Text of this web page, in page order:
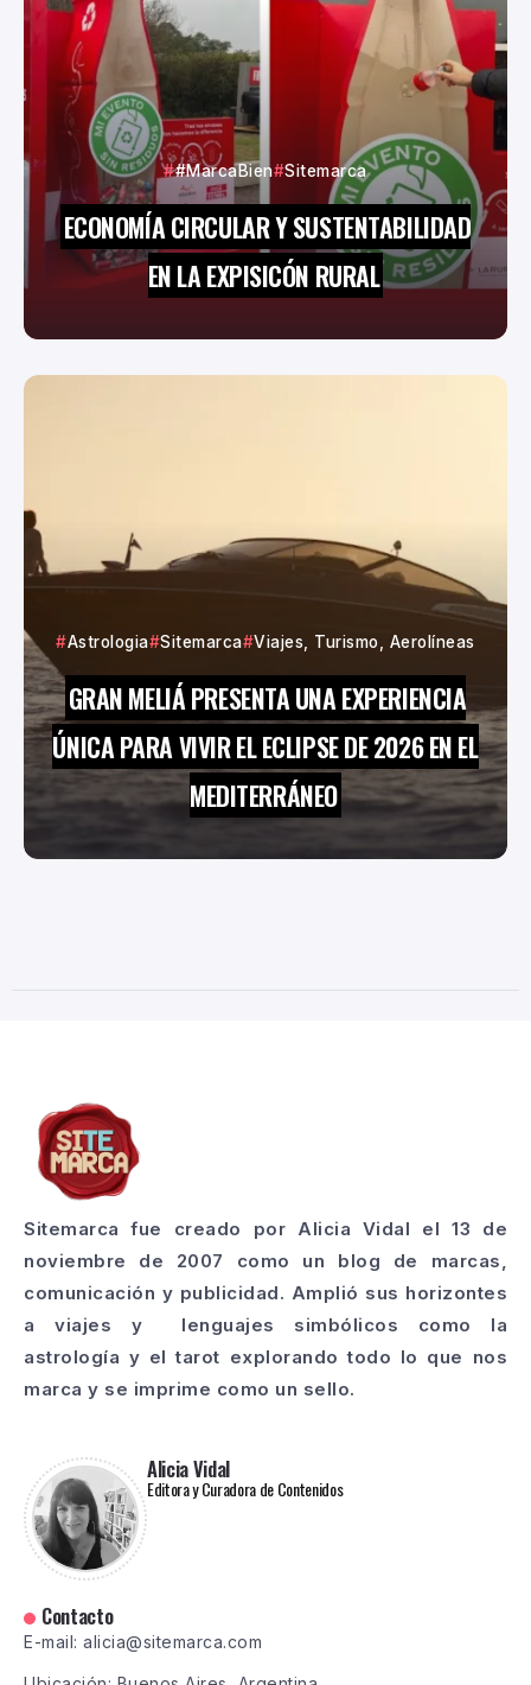
#MarcaBien Sitemarca
ECONOMÍA CIRCULAR Y SUSTENTABILIDAD
EN LA EXPISICÓN RURAL
Astrologia Sitemarca Viajes, Turismo, Aerolíneas
GRAN MELIÁ PRESENTA UNA EXPERIENCIA
ÚNICA PARA VIVIR EL ECLIPSE DE 2026 EN EL
MEDITERRÁNEO
Sitemarca fue creado por Alicia Vidal el 13 de
noviembre de 2007 como un blog de marcas,
comunicación y publicidad. Amplió sus horizontes
a viajes y lenguajes simbólicos como la
astrología y el tarot explorando todo lo que nos
marca y se imprime como un sello.
Alicia Vidal
Editora y Curadora de Contenidos
Contacto
E-mail: alicia@sitemarca.com